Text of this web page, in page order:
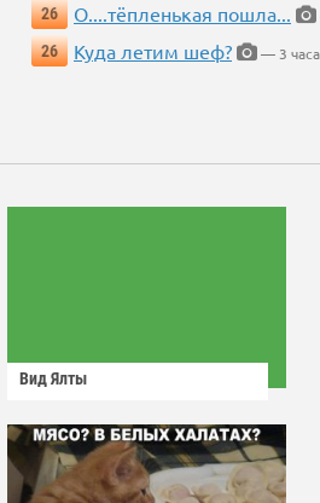
26
О....тёпленькая пошла...
26
Куда летим шеф? — 3
Вид Ялты